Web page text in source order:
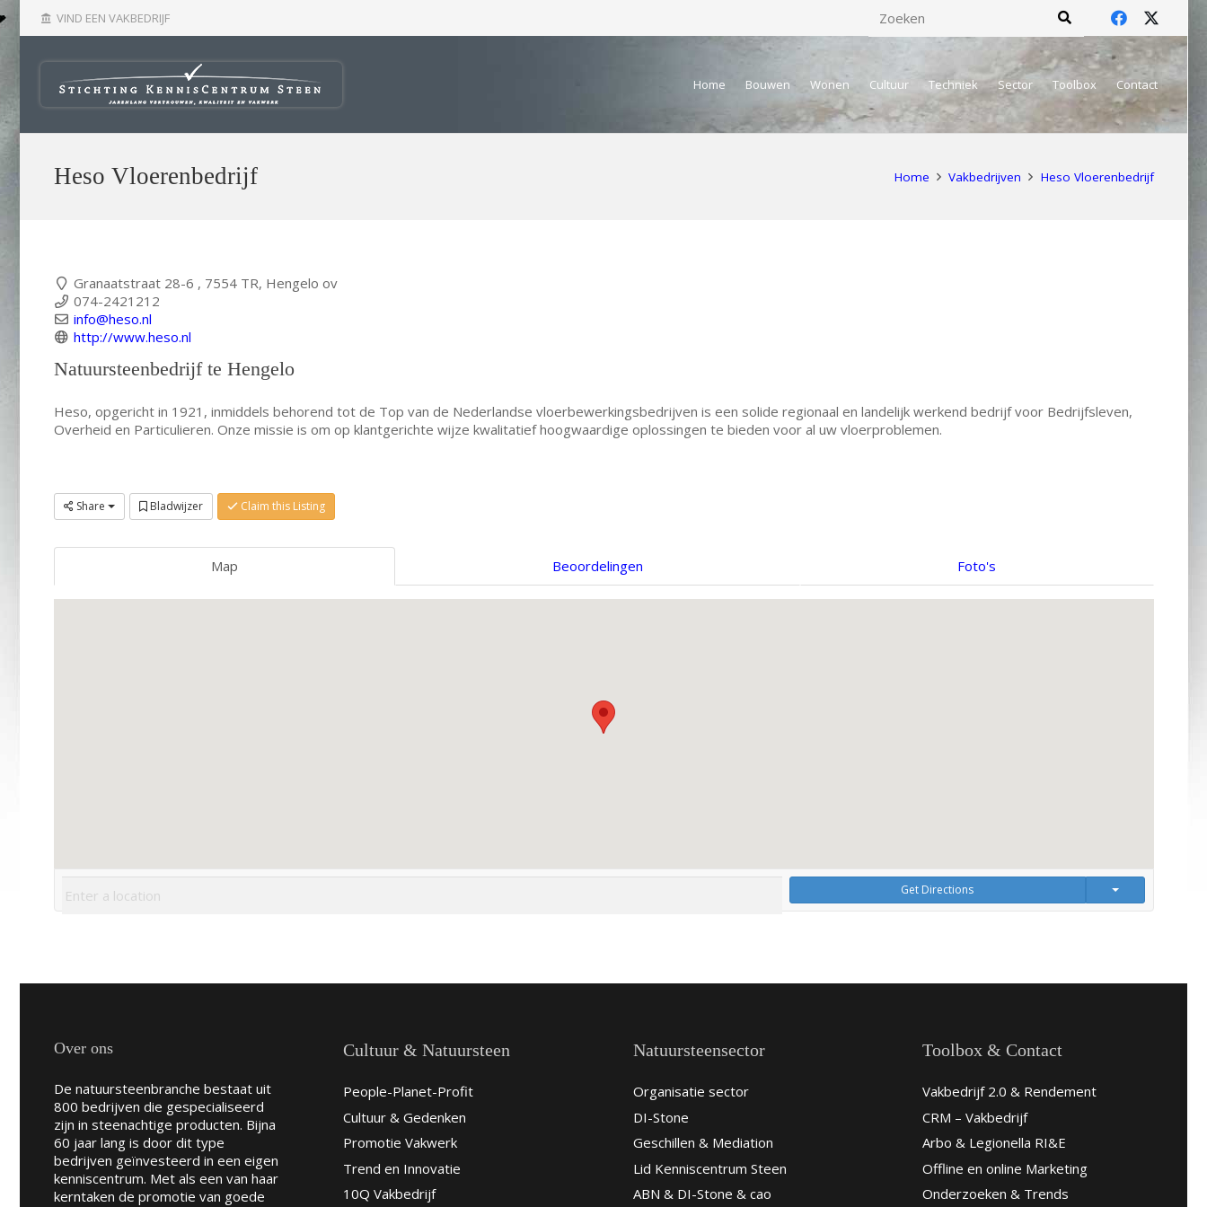
account_balance VIND EEN VAKBEDRIJF
Home Bouwen Wonen Cultuur Techniek Sector Toolbox Contact
Heso Vloerenbedrijf Home Vakbedrijven Heso Vloerenbedrijf
Granaatstraat 28-6 , 7554 TR, Hengelo ov
074-2421212
info@heso.nl
http://www.heso.nl
Natuursteenbedrijf te Hengelo
Heso, opgericht in 1921, inmiddels behorend tot de Top van de Nederlandse vloerbewerkingsbedrijven is een solide regionaal en landelijk werkend bedrijf voor Bedrijfsleven,
Overheid en Particulieren. Onze missie is om op klantgerichte wijze kwalitatief hoogwaardige oplossingen te bieden voor al uw vloerproblemen.
Share Bladwijzer Claim this Listing
Map Beoordelingen Foto's
Get Directions
Over ons
De natuursteenbranche bestaat uit
800 bedrijven die gespecialiseerd
zijn in steenachtige producten. Bijna
60 jaar lang is door dit type
bedrijven geïnvesteerd in een eigen
kenniscentrum. Met als een van haar
kerntaken de promotie van goede
Cultuur & Natuursteen
People-Planet-Profit
Cultuur & Gedenken
Promotie Vakwerk
Trend en Innovatie
10Q Vakbedrijf
Natuursteensector
Organisatie sector
DI-Stone
Geschillen & Mediation
Lid Kenniscentrum Steen
ABN & DI-Stone & cao
Toolbox & Contact
Vakbedrijf 2.0 & Rendement
CRM – Vakbedrijf
Arbo & Legionella RI&E
Offline en online Marketing
Onderzoeken & Trends